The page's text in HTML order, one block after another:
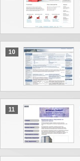
10
11